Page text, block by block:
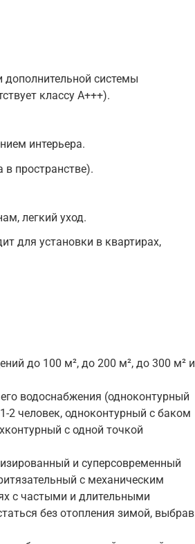
дополнительной системы
классу А+++).
интерьера.
пространстве).
легкий уход.
для установки в квартирах,
до 100 м², до 200 м², до 300 м² и
водоснабжения (одноконтурный
человек, одноконтурный с баком
с одной точкой
и суперсовременный
с механическим
с частыми и длительными
без отопления зимой, выбрав